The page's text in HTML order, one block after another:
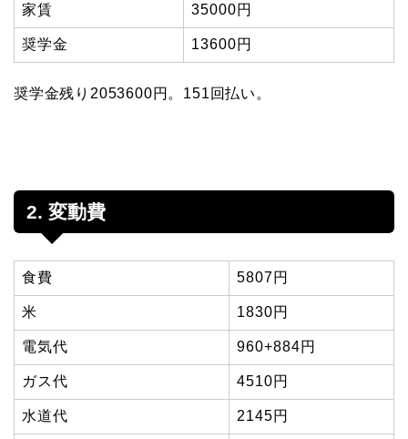
家賃 35000円
奨学金 13600円
奨学金残り2053600円。151回払い。
2. 変動費
食費 5807円
米 1830円
電気代 960+884円
ガス代 4510円
水道代 2145円